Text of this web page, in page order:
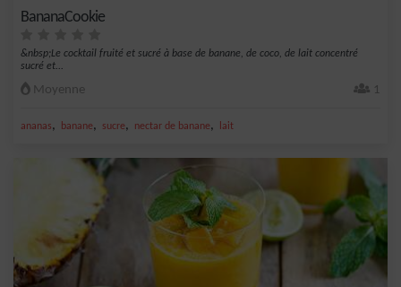
BananaCookie
&nbsp;Le cocktail fruité et sucré à base de banane, de coco, de lait concentré
sucré et...
Moyenne 1
ananas, banane, sucre, nectar de banane, lait